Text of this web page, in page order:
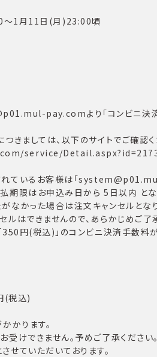
1月11日(月)23:00頃
pay.comより「コンビニ決済
きましては、以下のサイトでご確認く
service/
ているお客様は「
期限はお申込み日から 5日以内 とな
かった場合は注文キャンセルとなり
はできませんので、あらかじめご了
円(税込)」のコンビニ決済手数料が
(税込)
かります。
けできません。予めご了承ください。
ていただいております。